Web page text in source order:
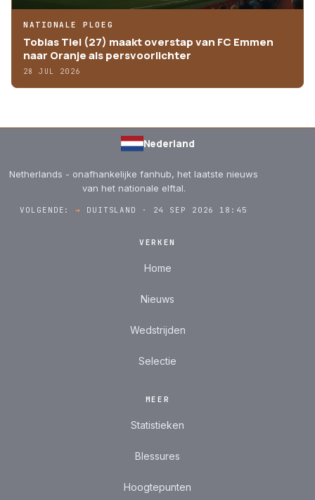
NATIONALE PLOEG
Tobias Tiel (27) maakt overstap van FC Emmen
naar Oranje als persvoorlichter
28 JUL 2026
Nederland
Netherlands - onafhankelijke fanhub, het laatste nieuws
van het nationale elftal.
VOLGENDE:→ DUITSLAND · 24 SEP 2026 18:45
VERKEN
Home
Nieuws
Wedstrijden
Selectie
MEER
Statistieken
Blessures
Hoogtepunten